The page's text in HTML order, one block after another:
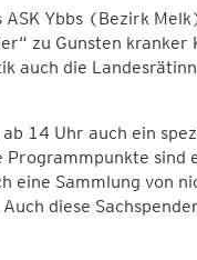
Ybbs (Bezirk
zu Gunsten kranker
auch die
14 Uhr auch ein
sind
eine Sammlung von
diese